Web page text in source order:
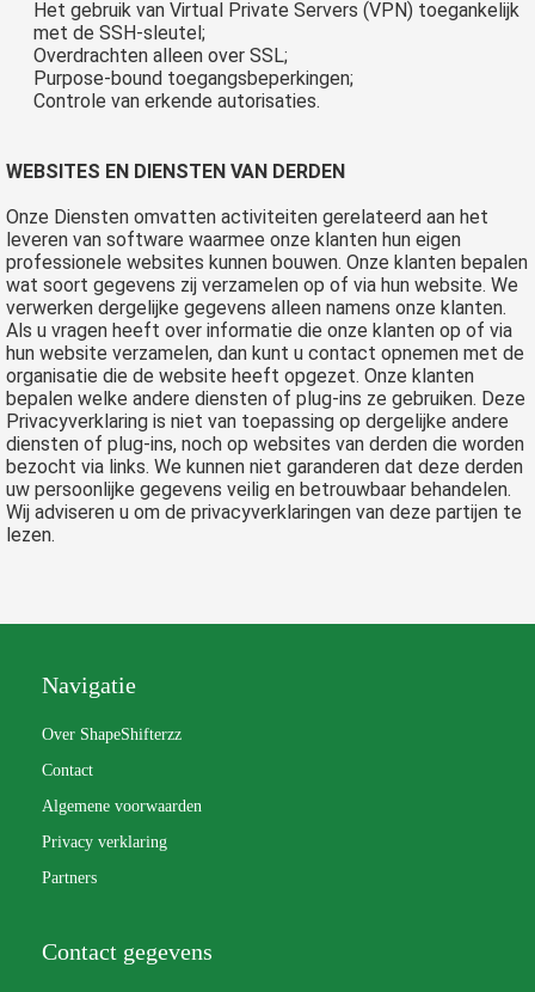
Het gebruik van Virtual Private Servers (VPN) toegankelijk
met de SSH-sleutel;
Overdrachten alleen over SSL;
Purpose-bound toegangsbeperkingen;
Controle van erkende autorisaties.
WEBSITES EN DIENSTEN VAN DERDEN
Onze Diensten omvatten activiteiten gerelateerd aan het
leveren van software waarmee onze klanten hun eigen
professionele websites kunnen bouwen. Onze klanten bepalen
wat soort gegevens zij verzamelen op of via hun website. We
verwerken dergelijke gegevens alleen namens onze klanten.
Als u vragen heeft over informatie die onze klanten op of via
hun website verzamelen, dan kunt u contact opnemen met de
organisatie die de website heeft opgezet. Onze klanten
bepalen welke andere diensten of plug-ins ze gebruiken. Deze
Privacyverklaring is niet van toepassing op dergelijke andere
diensten of plug-ins, noch op websites van derden die worden
bezocht via links. We kunnen niet garanderen dat deze derden
uw persoonlijke gegevens veilig en betrouwbaar behandelen.
Wij adviseren u om de privacyverklaringen van deze partijen te
lezen.
Navigatie
Over ShapeShifterzz
Contact
Algemene voorwaarden
Privacy verklaring
Partners
Contact gegevens